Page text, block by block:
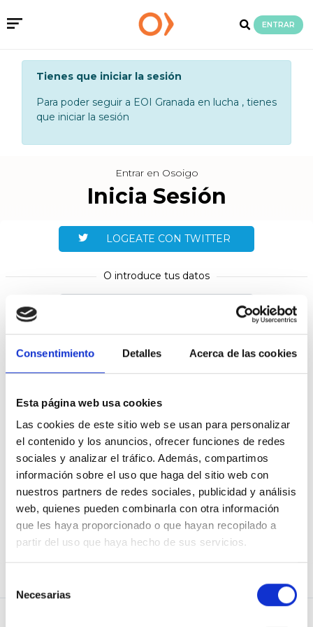
Consentimiento Detalles Acerca de las cookies
Esta página web usa cookies
Las cookies de este sitio web se usan para personalizar
el contenido y los anuncios, ofrecer funciones de redes
sociales y analizar el tráfico. Además, compartimos
información sobre el uso que haga del sitio web con
nuestros partners de redes sociales, publicidad y análisis
web, quienes pueden combinarla con otra información
que les haya proporcionado o que hayan recopilado a
partir del uso que haya hecho de sus servicios.
Necesarias
ENTRAR
Tienes que iniciar la sesión
Para poder seguir a EOI Granada en lucha , tienes
que iniciar la sesión
Entrar en Osoigo
Inicia Sesión
LOGEATE CON TWITTER
O introduce tus datos
Recuérdame
He olvidado mi contraseña
¿No eres usuario de Osoigo?¡Únete!